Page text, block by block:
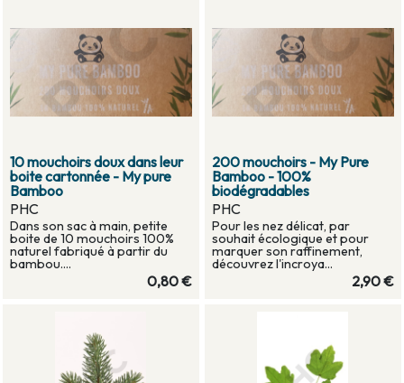
10 mouchoirs doux dans leur
boite cartonnée - My pure
Bamboo
PHC
Dans son sac à main, petite
boite de 10 mouchoirs 100%
naturel fabriqué à partir du
bambou....
0,80 €
200 mouchoirs - My Pure
Bamboo - 100%
biodégradables
PHC
Pour les nez délicat, par
souhait écologique et pour
marquer son raffinement,
découvrez l'incroya...
2,90 €